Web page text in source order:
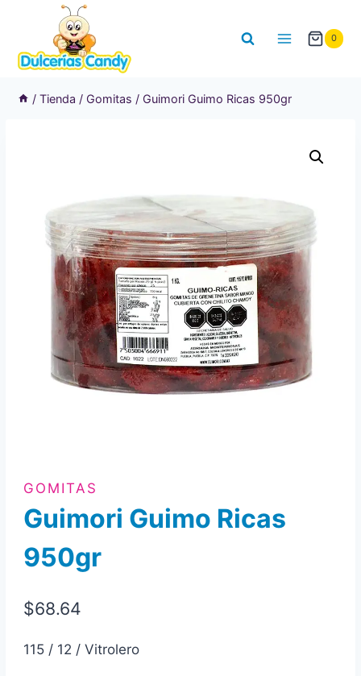
contenido
0
/ Tienda / Gomitas / Guimori Guimo Ricas 950gr
GOMITAS
Guimori Guimo Ricas
950gr
$68.64
115 / 12 / Vitrolero